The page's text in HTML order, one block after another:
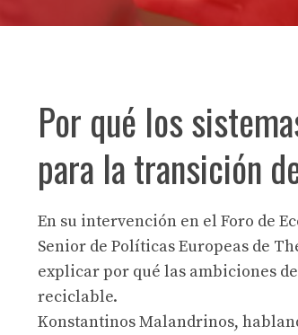
Por qué los
para la transición
En su intervención en el Foro de
Senior de Políticas Europeas de
explicar por qué las ambiciones
reciclable.
Konstantinos Malandrinos,